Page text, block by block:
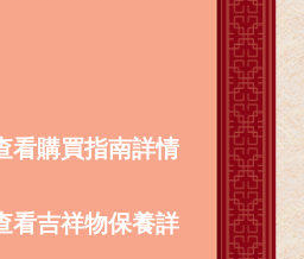
看購買指南詳情
看吉祥物保養詳